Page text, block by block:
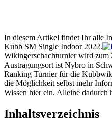
In diesem Artikel findet Ihr alle
Kubb SM Single Indoor 2022.
Wikingerschachturnier wird zum
Austragungsort ist Nybro in
Ranking Turnier für die
die Möglichkeit selbst mehr
Wissen hier ein. Alleine
Inhaltsverzeichnis